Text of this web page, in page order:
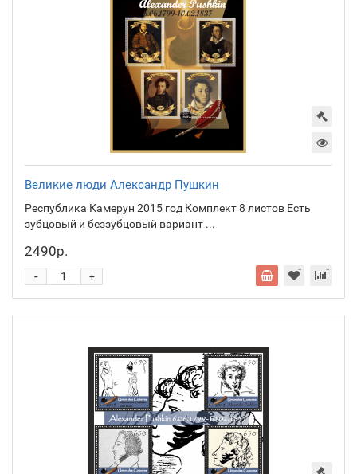
Великие люди Александр Пушкин
Республика Камерун 2015 год Комплект 8 листов Есть
зубцовый и беззубцовый вариант ...
2490р.
+
-